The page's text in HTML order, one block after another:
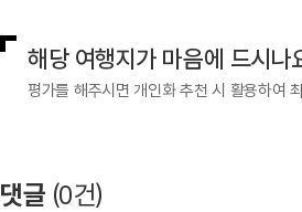
해당 여행지가 마음에 드시나
평가를 해주시면 개인화 추천 시 활용하여
댓글 (0건)